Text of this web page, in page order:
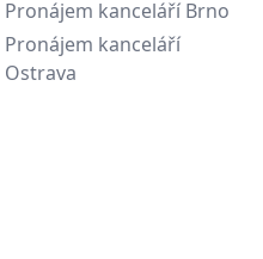
Pronájem kanceláří Brno
Pronájem kanceláří
Ostrava